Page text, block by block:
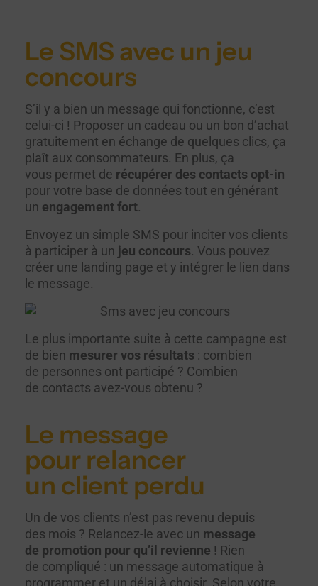
Le SMS avec un jeu
concours
S’il y a bien un message qui fonctionne, c’est
celui-ci ! Proposer un cadeau ou un bon d’achat
gratuitement en échange de quelques clics, ça
plaît aux consommateurs. En plus, ça
vous permet de récupérer des contacts opt-in
pour votre base de données tout en générant
un engagement fort.
Envoyez un simple SMS pour inciter vos clients
à participer à un jeu concours. Vous pouvez
créer une landing page et y intégrer le lien dans
le message.
Le plus importante suite à cette campagne est
de bien mesurer vos résultats : combien
de personnes ont participé ? Combien
de contacts avez-vous obtenu ?
Le message
pour relancer
un client perdu
Un de vos clients n’est pas revenu depuis
des mois ? Relancez-le avec un message
de promotion pour qu’il revienne ! Rien
de compliqué : un message automatique à